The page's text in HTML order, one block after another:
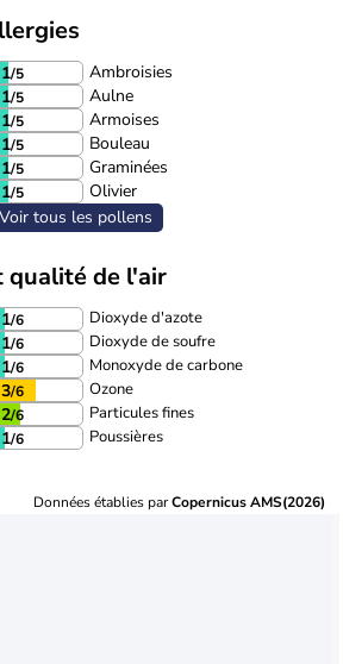
1/5
Ambroisies
1/5
Aulne
1/5
Armoises
1/5
Bouleau
1/5
Graminées
1/5
Olivier
Voir tous les pollens
qualité de l'air
1/6 Dioxyde d'azote
1/6 Dioxyde de soufre
1/6 Monoxyde de carbone
3/6 Ozone
2/6 Particules fines
1/6 Poussières
Données établies parCopernicus AMS(2026)